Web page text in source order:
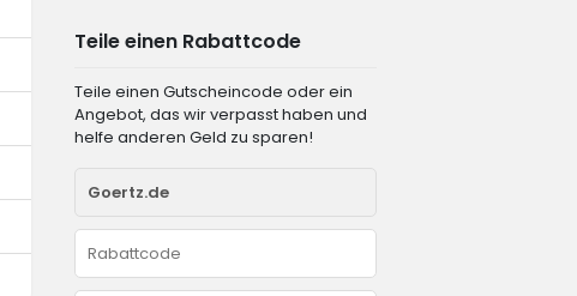
Teile einen Rabattcode
Teile einen Gutscheincode oder ein
Angebot, das wir verpasst haben und
helfe anderen Geld zu sparen!